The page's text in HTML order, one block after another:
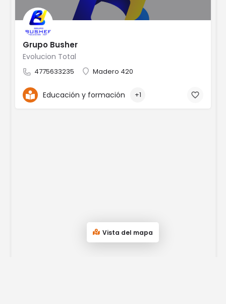
Grupo Busher
Evolucion Total
4775633235 Madero 420
Educación y formación +1
Vista del mapa